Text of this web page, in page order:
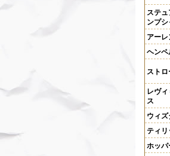
ステ
ンプシ
アーレ
ヘンペ
スト
レヴ
ス
ウィズ
ティリ
ホッパ